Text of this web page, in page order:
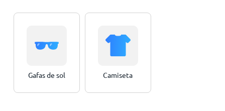
Gafas de sol Camiseta